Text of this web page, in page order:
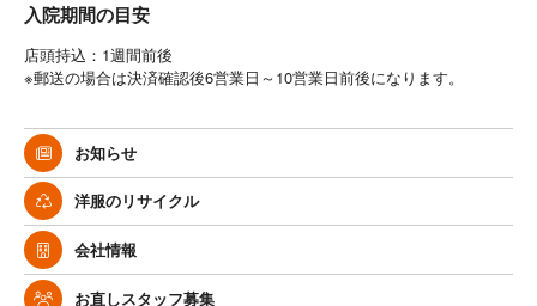
入院期間の目安
店頭持込：1週間前後
※郵送の場合は決済確認後6営業日～10営業日前後になります。
お知らせ
洋服のリサイクル
会社情報
お直しスタッフ募集